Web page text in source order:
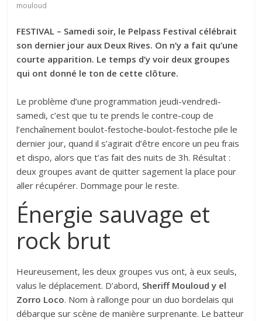
mouloud
FESTIVAL – Samedi soir, le Pelpass Festival célébrait
son dernier jour aux Deux Rives. On n’y a fait qu’une
courte apparition. Le temps d’y voir deux groupes
qui ont donné le ton de cette clôture.
Le problème d’une programmation jeudi-vendredi-
samedi, c’est que tu te prends le contre-coup de
l’enchaînement boulot-festoche-boulot-festoche pile le
dernier jour, quand il s’agirait d’être encore un peu frais
et dispo, alors que t’as fait des nuits de 3h. Résultat :
deux groupes avant de quitter sagement la place pour
aller récupérer. Dommage pour le reste.
Énergie sauvage et
rock brut
Heureusement, les deux groupes vus ont, à eux seuls,
valus le déplacement. D’abord, Sheriff Mouloud y el
Zorro Loco. Nom à rallonge pour un duo bordelais qui
débarque sur scène de manière surprenante. Le batteur